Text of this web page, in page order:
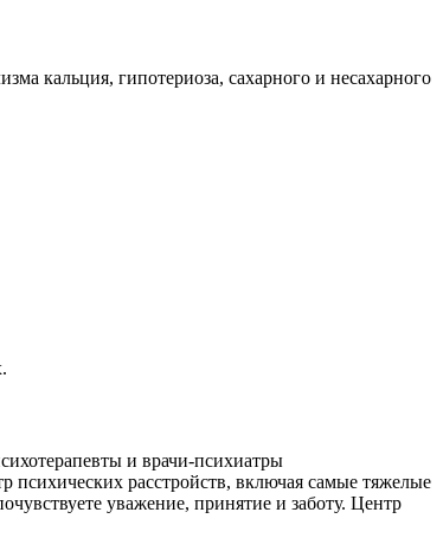
кальция, гипотериоза, сахарного и несахарного
и врачи-психиатры
расстройств, включая самые тяжелые
уважение, принятие и заботу. Центр